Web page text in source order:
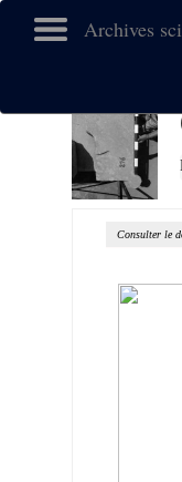
Archives
Consulter le